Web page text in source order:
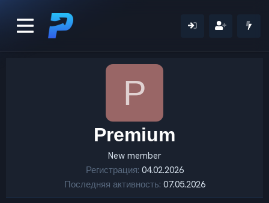
P
Premium
New member
Регистрация 04.02.2026
Последняя активность 07.05.2026